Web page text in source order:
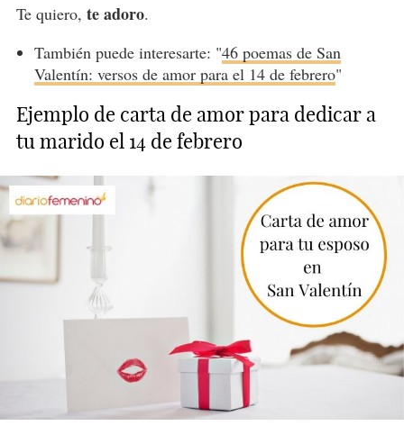
Te quiero, te adoro.
También puede interesarte: "46 poemas de San
Valentín: versos de amor para el 14 de febrero"
Ejemplo de carta de amor para dedicar a
tu marido el 14 de febrero